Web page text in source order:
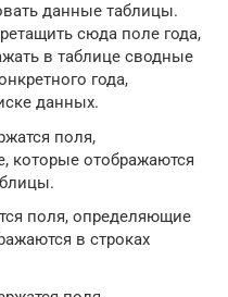
данные таблицы.
сюда поле года,
в таблице сводные
года,
данных.
поля,
которые отображаются
поля, определяющие
в строках